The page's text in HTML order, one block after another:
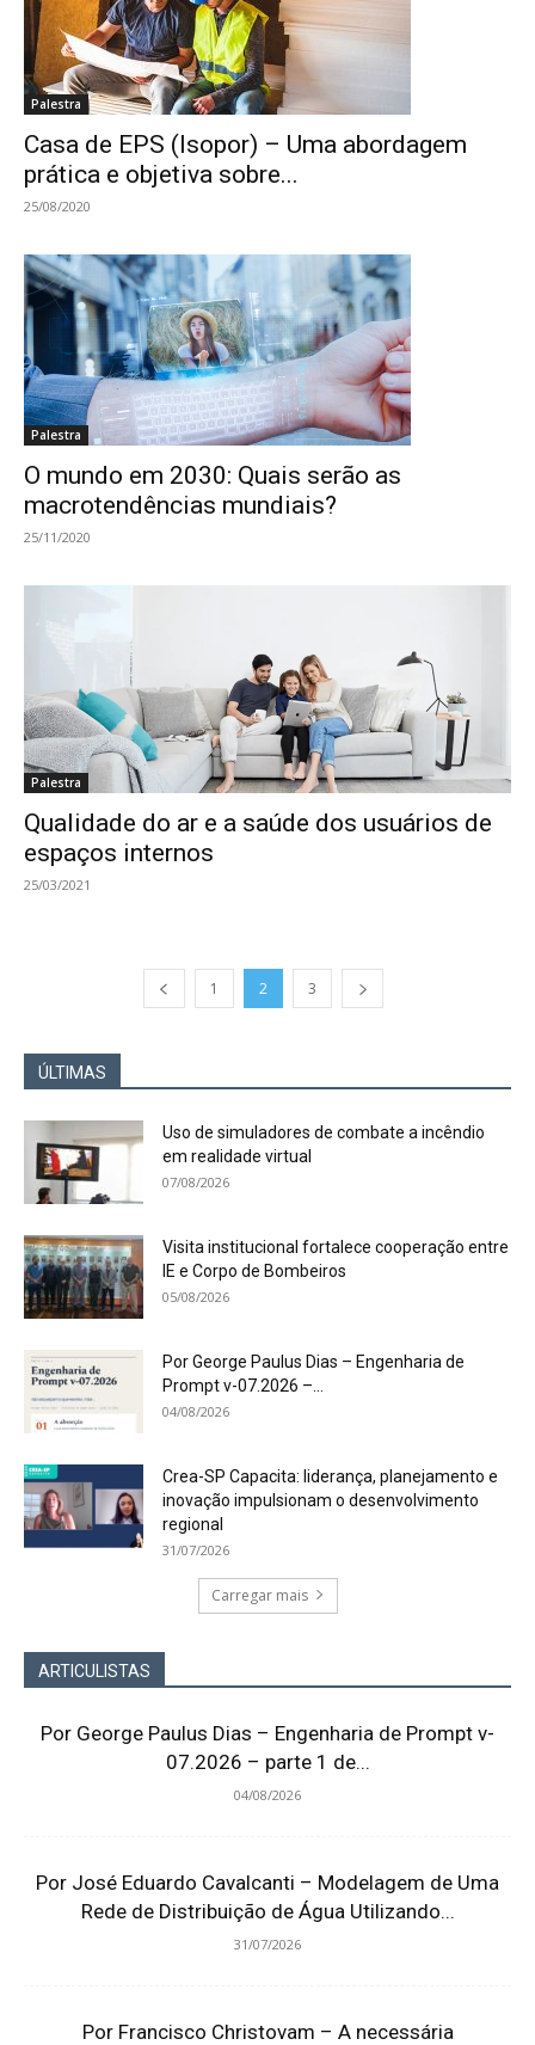
Palestra
Casa de EPS (Isopor) – Uma abordagem
prática e objetiva sobre...
25/08/2020
Palestra
O mundo em 2030: Quais serão as
macrotendências mundiais?
25/11/2020
Palestra
Qualidade do ar e a saúde dos usuários de
espaços internos
25/03/2021
1 2 3
ÚLTIMAS
Uso de simuladores de combate a incêndio
em realidade virtual
07/08/2026
Visita institucional fortalece cooperação entre
IE e Corpo de Bombeiros
05/08/2026
Por George Paulus Dias – Engenharia de
Prompt v-07.2026 –...
04/08/2026
Crea-SP Capacita: liderança, planejamento e
inovação impulsionam o desenvolvimento
regional
31/07/2026
Carregar mais
ARTICULISTAS
Por George Paulus Dias – Engenharia de Prompt v-
07.2026 – parte 1 de...
04/08/2026
Por José Eduardo Cavalcanti – Modelagem de Uma
Rede de Distribuição de Água Utilizando...
31/07/2026
Por Francisco Christovam – A necessária